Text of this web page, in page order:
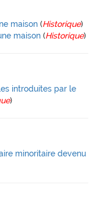
maison (Historique)
maison (Historique)
introduites par le
)
minoritaire devenu